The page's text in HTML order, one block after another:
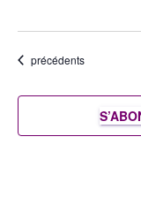
Évènements
précédents